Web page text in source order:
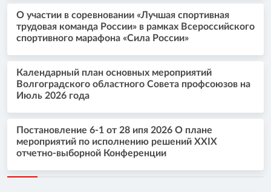
О участии в соревновании «Лучшая спортивная
трудовая команда России» в рамках Всероссийского
спортивного марафона «Сила России»
Календарный план основных мероприятий
Волгоградского областного Совета профсоюзов на
Июль 2026 года
Постановление 6-1 от 28 ипя 2026 О плане
мероприятий по исполнению решений XXIX
отчетно-выборной Конференции